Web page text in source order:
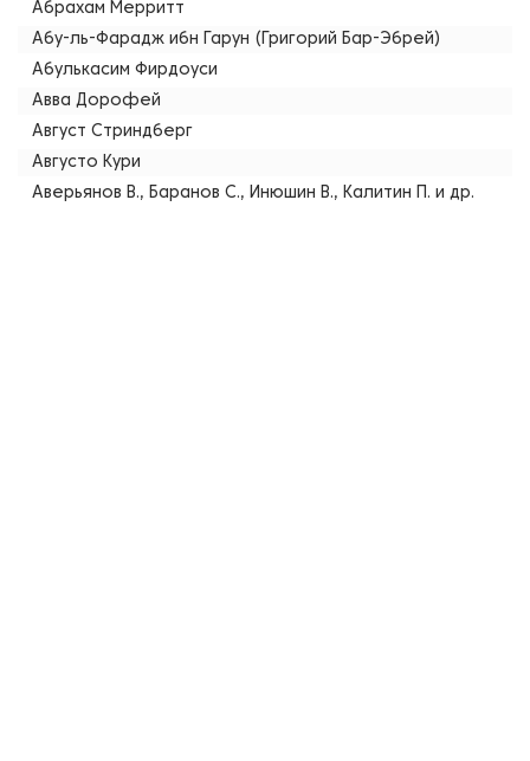
Абрахам Мерритт
Абу-ль-Фарадж ибн Гарун (Григорий Бар-Эбрей)
Абулькасим Фирдоуси
Авва Дорофей
Август Стриндберг
Августо Кури
Аверьянов В., Баранов С., Инюшин В., Калитин П. и др.